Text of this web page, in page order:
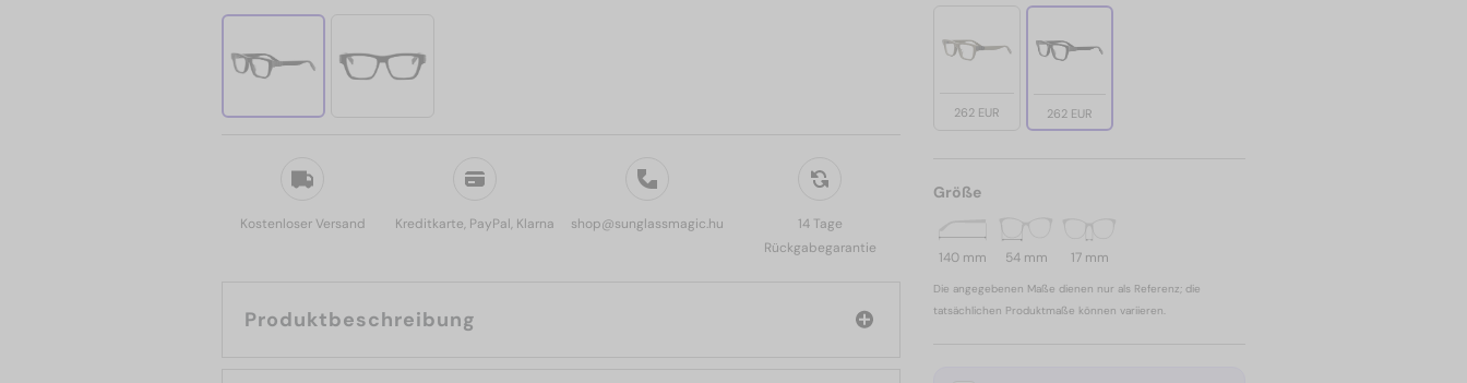
Kostenloser Versand Kreditkarte, PayPal, Klarna shop@sunglassmagic.hu
14 Tage
Rückgabegarantie
Produktbeschreibung
262 EUR 262 EUR
Größe
140 mm 54 mm 17 mm
Die angegebenen Maße dienen nur als Referenz; die
tatsächlichen Produktmaße können variieren.